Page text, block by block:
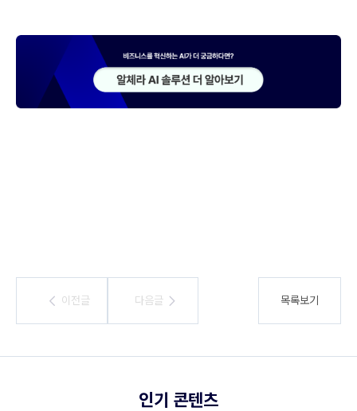
이전글
이전글 다음글
다음글 목록보기
인기 콘텐츠